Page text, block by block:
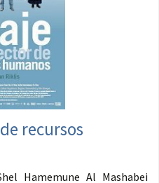
recursos
Hamemune Al Mashabei